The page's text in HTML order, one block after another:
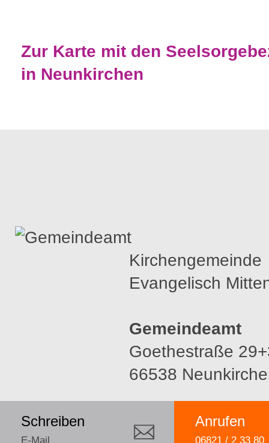
Zur Karte mit den
in Neunkirchen
Kirchengemeinde
Evangelisch
Gemeindeamt
Goethestraße
66538
Anrufen
06821 / 2 33 80
Schreiben
E-Mail